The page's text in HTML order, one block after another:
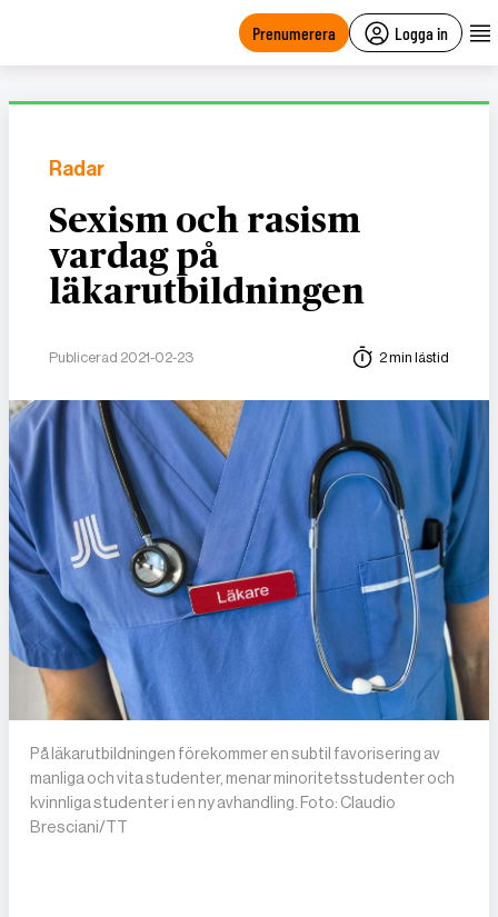
Prenumerera Logga in
Radar
Sexism och rasism
vardag på
läkarutbildningen
Publicerad 2021-02-23 2 min lästid
På läkarutbildningen förekommer en subtil favorisering av
manliga och vita studenter, menar minoritetsstudenter och
kvinnliga studenter i en ny avhandling. Foto: Claudio
Bresciani/TT